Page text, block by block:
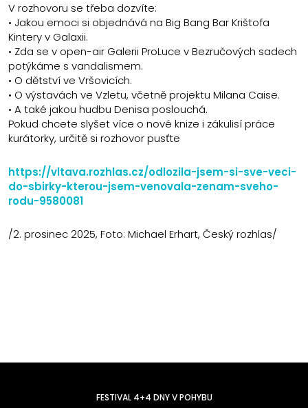
V rozhovoru se třeba dozvíte:
• Jakou emoci si objednává na Big Bang Bar Krištofa
Kintery v Galaxii.
• Zda se v open-air Galerii ProLuce v Bezručových sadech
potýkáme s vandalismem.
• O dětství ve Vršovicích.
• O výstavách ve Vzletu, včetně projektu Milana Caise.
• A také jakou hudbu Denisa poslouchá.
Pokud chcete slyšet více o nové knize i zákulisí práce
kurátorky, určitě si rozhovor pusťte
https://vltava.rozhlas.cz/odlozila-jsem-si-sve-veci-
do-sbirky-kterou-jsem-venovala-zenam-sveho-
rodu-9580081
/2. prosinec 2025, Foto: Michael Erhart, Český rozhlas/
FESTIVAL 4+4 DNY V POHYBU